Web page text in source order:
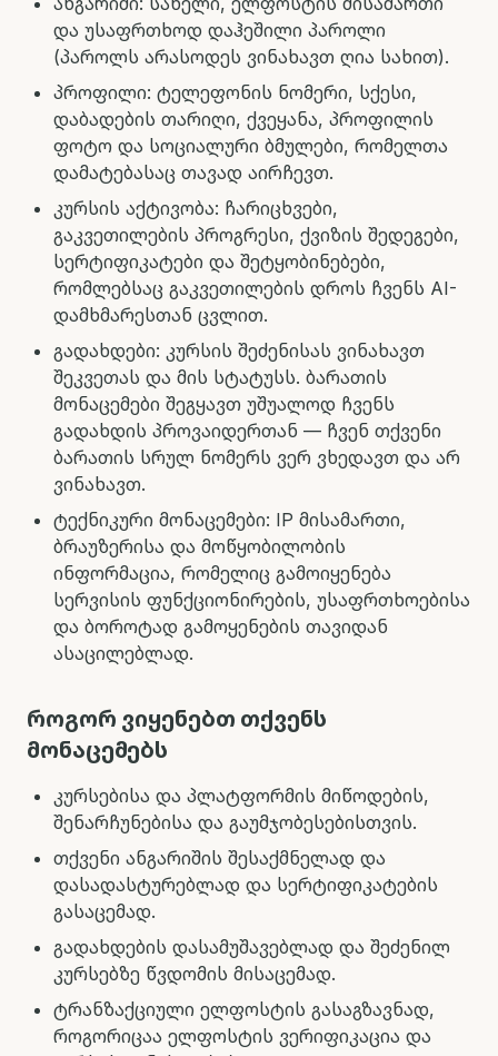
და უსაფრთხოდ დაჰეშილი პაროლი
(პაროლს არასოდეს ვინახავთ ღია სახით).
პროფილი: ტელეფონის ნომერი, სქესი,
დაბადების თარიღი, ქვეყანა, პროფილის
ფოტო და სოციალური ბმულები, რომელთა
დამატებასაც თავად აირჩევთ.
კურსის აქტივობა: ჩარიცხვები,
გაკვეთილების პროგრესი, ქვიზის შედეგები,
სერტიფიკატები და შეტყობინებები,
რომლებსაც გაკვეთილების დროს ჩვენს AI-
დამხმარესთან ცვლით.
გადახდები: კურსის შეძენისას ვინახავთ
შეკვეთას და მის სტატუსს. ბარათის
მონაცემები შეგყავთ უშუალოდ ჩვენს
გადახდის პროვაიდერთან — ჩვენ თქვენი
ბარათის სრულ ნომერს ვერ ვხედავთ და არ
ვინახავთ.
ტექნიკური მონაცემები: IP მისამართი,
ბრაუზერისა და მოწყობილობის
ინფორმაცია, რომელიც გამოიყენება
სერვისის ფუნქციონირების, უსაფრთხოებისა
და ბოროტად გამოყენების თავიდან
ასაცილებლად.
როგორ ვიყენებთ თქვენს
მონაცემებს
კურსებისა და პლატფორმის მიწოდების,
შენარჩუნებისა და გაუმჯობესებისთვის.
თქვენი ანგარიშის შესაქმნელად და
დასადასტურებლად და სერტიფიკატების
გასაცემად.
გადახდების დასამუშავებლად და შეძენილ
კურსებზე წვდომის მისაცემად.
ტრანზაქციული ელფოსტის გასაგზავნად,
როგორიცაა ელფოსტის ვერიფიკაცია და